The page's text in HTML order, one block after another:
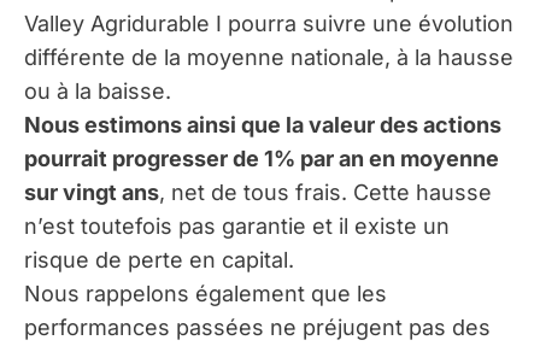
Valley Agridurable I pourra suivre une évolution
différente de la moyenne nationale, à la hausse
ou à la baisse.
Nous estimons ainsi que la valeur des actions
pourrait progresser de 1% par an en moyenne
sur vingt ans, net de tous frais. Cette hausse
n’est toutefois pas garantie et il existe un
risque de perte en capital.
Nous rappelons également que les
performances passées ne préjugent pas des